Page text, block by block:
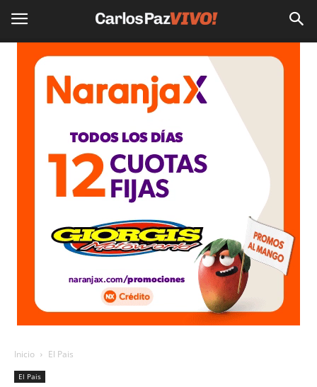
Inicio El Pais
El Pais